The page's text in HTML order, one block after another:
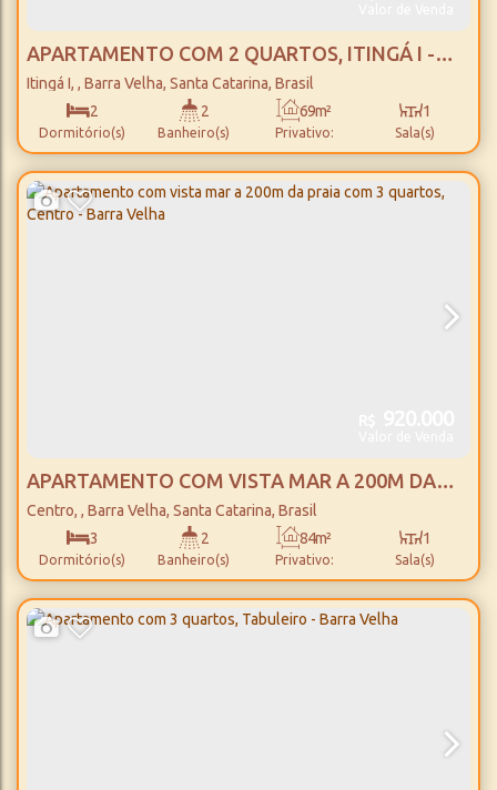
APARTAMENTO COM 2 QUARTOS, ITINGÁ I -
BARRA VELHA
Itingá I , Barra Velha, Santa Catarina, Brasil
2
Dormitório(s)
2
Banheiro(s) Privativo:
69m² 1
Sala(s)
1
Suíte(s) Total:
69m² 1
Vaga(s) Útil:
69m²
APARTAMENTO COM VISTA MAR A 200M DA
PRAIA COM 3 QUARTOS, CENTRO - BARRA
VELHA
Centro , Barra Velha, Santa Catarina, Brasil
3
Dormitório(s)
2
Banheiro(s) Privativo:
84m² 1
Sala(s)
1
Suíte(s) Total:
152m² 2
Vaga(s)
200m
Distância do Mar